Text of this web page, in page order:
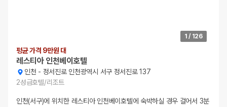
1 / 126
평균 가격 9만원 대
레스티아 인천베이호텔
인천 - 정서진로 인천광역시 서구 정서진로 137
2성급호텔/리조트
인천(서구)에 위치한 레스티아 인천베이호텔에 숙박하실 경우 걸어서 3분